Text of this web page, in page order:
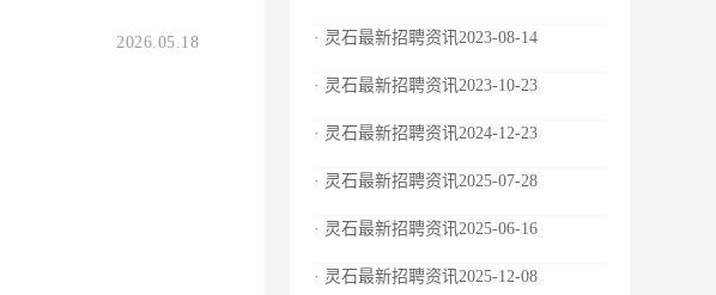
2026.05.18 · 灵石最新招聘资讯2023-08-14
· 灵石最新招聘资讯2023-10-23
· 灵石最新招聘资讯2024-12-23
· 灵石最新招聘资讯2025-07-28
· 灵石最新招聘资讯2025-06-16
· 灵石最新招聘资讯2025-12-08